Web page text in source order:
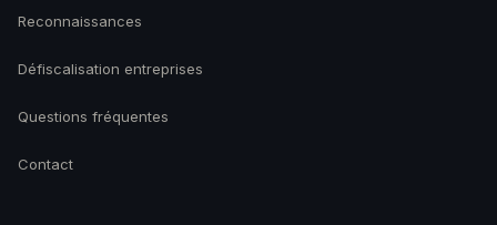
Reconnaissances
Défiscalisation entreprises
Questions fréquentes
Contact